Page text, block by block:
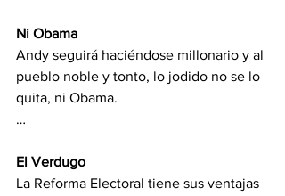
Ni Obama
Andy seguirá haciéndose millonario y al
pueblo noble y tonto, lo jodido no se lo
quita, ni Obama.
…
El Verdugo
La Reforma Electoral tiene sus ventajas